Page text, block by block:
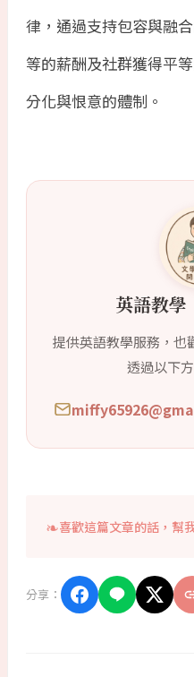
律，通過支持包容與融
等的薪酬及社群獲得平
分化與恨意的體制。
英語教
提供英語教學服務，也
透過以下
喜歡這篇文章的話，幫
分享：